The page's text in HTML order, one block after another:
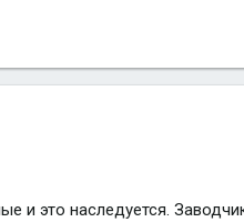
и это наследуется.